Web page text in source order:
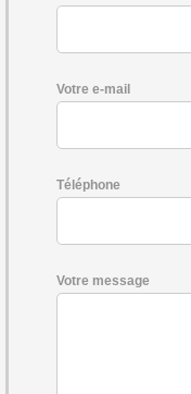
Votre e-mail
Téléphone
Votre message